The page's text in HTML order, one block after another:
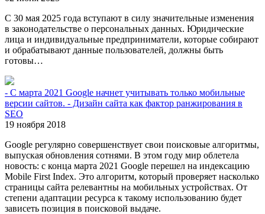
С 30 мая 2025 года вступают в силу значительные изменения
в законодательстве о персональных данных. Юридические
лица и индивидуальные предприниматели, которые собирают
и обрабатывают данные пользователей, должны быть
готовы…
- С марта 2021 Google начнет учитывать только мобильные
версии сайтов. - Дизайн сайта как фактор ранжирования в
SEO
19 ноября 2018
Google регулярно совершенствует свои поисковые алгоритмы,
выпуская обновления сотнями. В этом году мир облетела
новость: с конца марта 2021 Google перешел на индексацию
Mobile First Index. Это алгоритм, который проверяет насколько
страницы сайта релевантны на мобильных устройствах. От
степени адаптации ресурса к такому использованию будет
зависеть позиция в поисковой выдаче.